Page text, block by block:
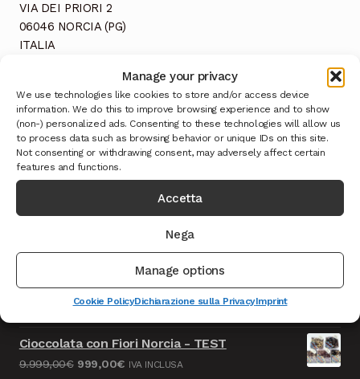
Manage your privacy
We use technologies like cookies to store and/or access device
information. We do this to improve browsing experience and to show
(non-) personalized ads. Consenting to these technologies will allow us
to process data such as browsing behavior or unique IDs on this site.
Not consenting or withdrawing consent, may adversely affect certain
features and functions.
Accetta
Nega
Manage options
Cookie PolicyDichiarazione sulla PrivacyImprint
VIA DEI PRIORI 2
06046 NORCIA (PG)
ITALIA
CF: CRTKTA82P53F935I
P. IVA: 03152600544
Caciotta formaggio della Solidarietà - TEST
Il
originale
era:
Il
attuale
è:
Cioccolata con Fiori Norcia - TEST
9.999,00€ Il
999,00€IlIVA INCLUSA